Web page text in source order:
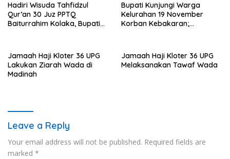
Hadiri Wisuda Tahfidzul
Qur’an 30 Juz PPTQ
Baiturrahim Kolaka, Bupati
Bupati Kunjungi Warga
Kelurahan 19 November
Korban Kebakaran;
Jamaah Haji Kloter 36 UPG
Lakukan Ziarah Wada di
Madinah
Jamaah Haji Kloter 36 UPG
Melaksanakan Tawaf Wada
Leave a Reply
Your email address will not be published. Required fields are
marked *